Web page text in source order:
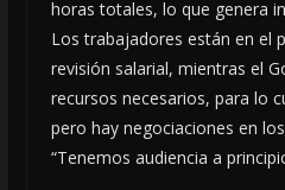
horas totales, lo que genera
Los trabajadores están en el
revisión salarial, mientras el
recursos necesarios, para lo
pero hay negociaciones en
“Tenemos audiencia a